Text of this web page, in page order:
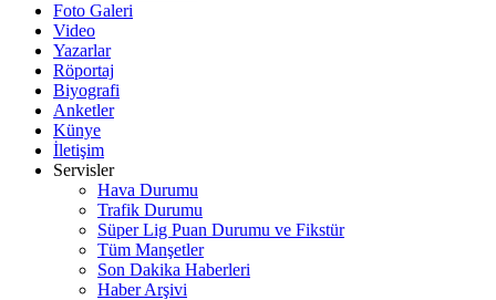
Foto Galeri
Video
Yazarlar
Röportaj
Biyografi
Anketler
Künye
İletişim
Servisler
Hava Durumu
Trafik Durumu
Süper Lig Puan Durumu ve Fikstür
Tüm Manşetler
Son Dakika Haberleri
Haber Arşivi